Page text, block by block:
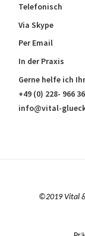
Telefonisch
Via Skype
Per Email
In der Praxis
Gerne helfe ich
+49 (0) 228- 966
info@vital-
©2019 Vital